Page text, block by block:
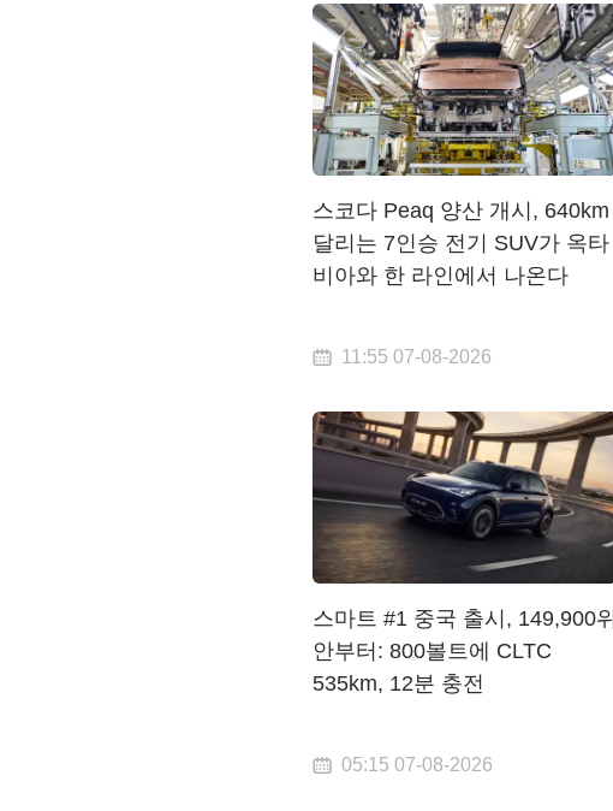
스코다 Peaq 양산 개시, 640km
달리는 7인승 전기 SUV가 옥타
비아와 한 라인에서 나온다
11:55 07-08-2026
스마트 #1 중국 출시, 149,900위
안부터: 800볼트에 CLTC
535km, 12분 충전
05:15 07-08-2026